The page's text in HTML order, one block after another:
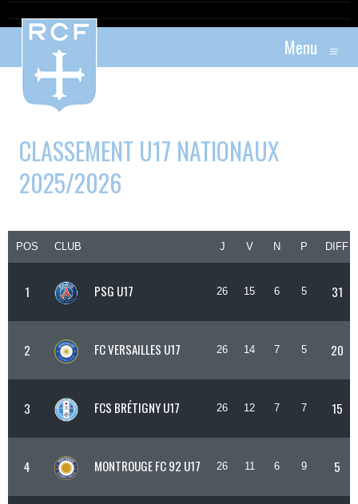
Menu ≡
CLASSEMENT U17 NATIONAUX
2025/2026
POS CLUB J V N P DIFF
1 PSG U17 26 15 6 5 31
2 FC VERSAILLES U17 26 14 7 5 20
3 FCS BRÉTIGNY U17 26 12 7 7 15
4 MONTROUGE FC 92 U17 26 11 6 9 5